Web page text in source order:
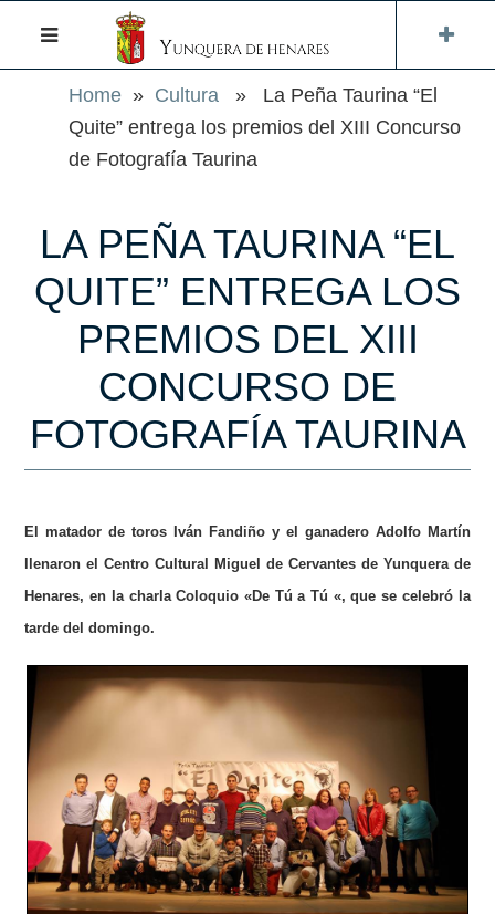
Home » Cultura » La Peña Taurina “El
Quite” entrega los premios del XIII Concurso
de Fotografía Taurina
LA PEÑA TAURINA “EL
QUITE” ENTREGA LOS
PREMIOS DEL XIII
CONCURSO DE
FOTOGRAFÍA TAURINA
El matador de toros Iván Fandiño y el ganadero Adolfo Martín
llenaron el Centro Cultural Miguel de Cervantes de Yunquera de
Henares, en la charla Coloquio «De Tú a Tú «, que se celebró la
tarde del domingo.